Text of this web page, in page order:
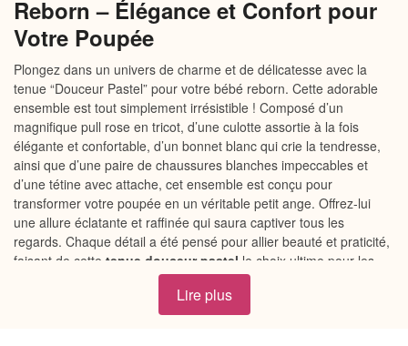
Reborn – Élégance et Confort pour
Votre Poupée
Plongez dans un univers de charme et de délicatesse avec la
tenue “Douceur Pastel” pour votre bébé reborn. Cette adorable
ensemble est tout simplement irrésistible ! Composé d’un
magnifique pull rose en tricot, d’une culotte assortie à la fois
élégante et confortable, d’un bonnet blanc qui crie la tendresse,
ainsi que d’une paire de chaussures blanches impeccables et
d’une tétine avec attache, cet ensemble est conçu pour
transformer votre poupée en un véritable petit ange. Offrez-lui
une allure éclatante et raffinée qui saura captiver tous les
regards. Chaque détail a été pensé pour allier beauté et praticité,
faisant de cette tenue douceur pastel le choix ultime pour les
passionnés de poupées reborn.
Lire plus